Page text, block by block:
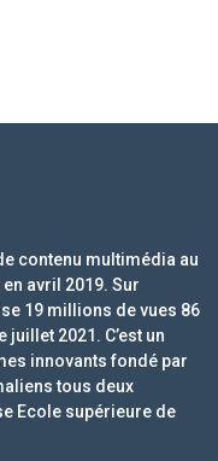
contenu multimédia au
en avril 2019. Sur
19 millions de vues 86
2021. C’est un
innovants fondé par
tous deux
Ecole supérieure de